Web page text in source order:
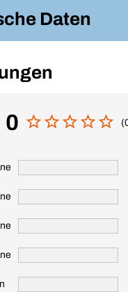
Daten
0